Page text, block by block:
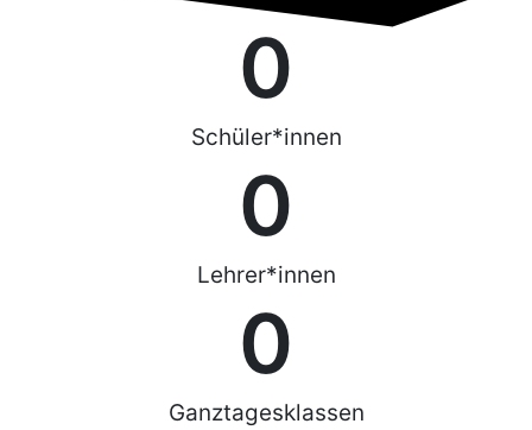
0
Schüler*innen
0
Lehrer*innen
0
Ganztagesklassen